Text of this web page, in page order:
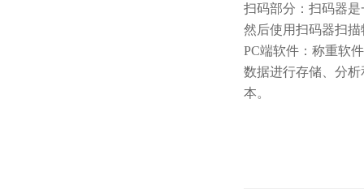
扫码部分：扫码器
然后使用扫码器扫
PC端软件：称重软
数据进行存储、分
本。